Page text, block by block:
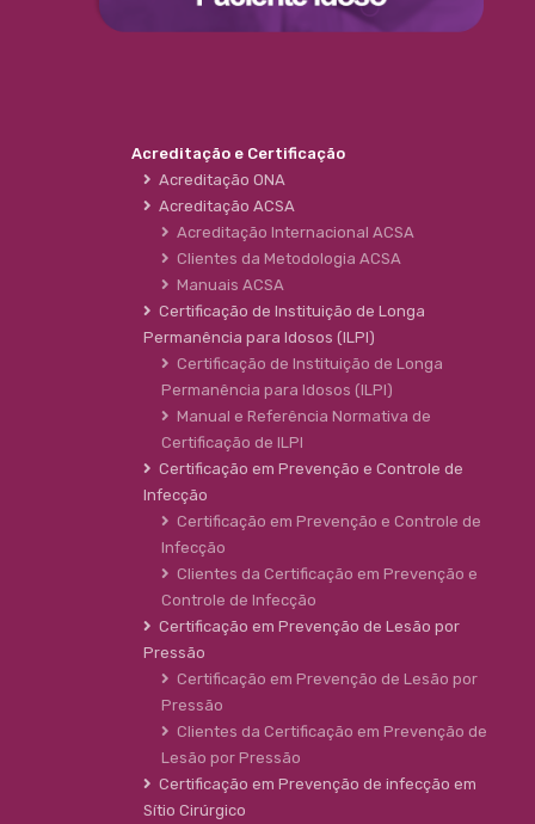
Acreditação e Certificação
Acreditação ONA
Acreditação ACSA
Acreditação Internacional ACSA
Clientes da Metodologia ACSA
Manuais ACSA
Certificação de Instituição de Longa
Permanência para Idosos (ILPI)
Certificação de Instituição de Longa
Permanência para Idosos (ILPI)
Manual e Referência Normativa de
Certificação de ILPI
Certificação em Prevenção e Controle de
Infecção
Certificação em Prevenção e Controle de
Infecção
Clientes da Certificação em Prevenção e
Controle de Infecção
Certificação em Prevenção de Lesão por
Pressão
Certificação em Prevenção de Lesão por
Pressão
Clientes da Certificação em Prevenção de
Lesão por Pressão
Certificação em Prevenção de infecção em
Sítio Cirúrgico